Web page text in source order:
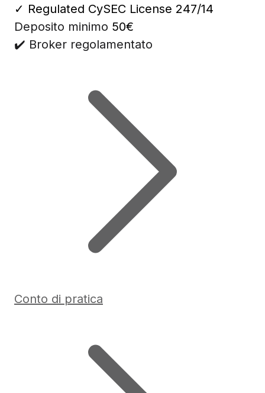
✓ Regulated CySEC License 247/14
Deposito minimo 50€
✔️ Broker regolamentato
Conto di pratica